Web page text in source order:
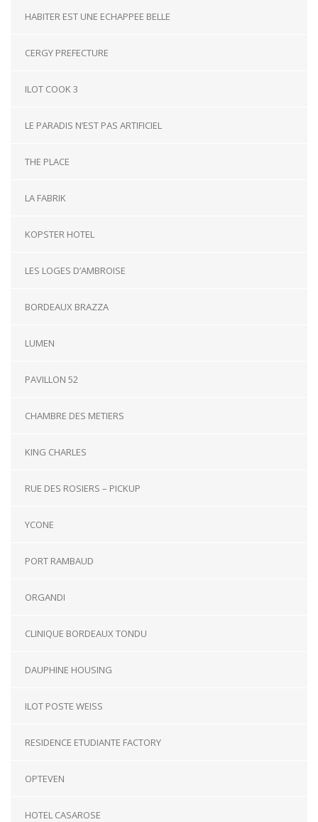
HABITER EST UNE ECHAPPEE BELLE
CERGY PREFECTURE
ILOT COOK 3
LE PARADIS N’EST PAS ARTIFICIEL
THE PLACE
LA FABRIK
KOPSTER HOTEL
LES LOGES D’AMBROISE
BORDEAUX BRAZZA
LUMEN
PAVILLON 52
CHAMBRE DES METIERS
KING CHARLES
RUE DES ROSIERS – PICKUP
YCONE
PORT RAMBAUD
ORGANDI
CLINIQUE BORDEAUX TONDU
DAUPHINE HOUSING
ILOT POSTE WEISS
RESIDENCE ETUDIANTE FACTORY
OPTEVEN
HOTEL CASAROSE